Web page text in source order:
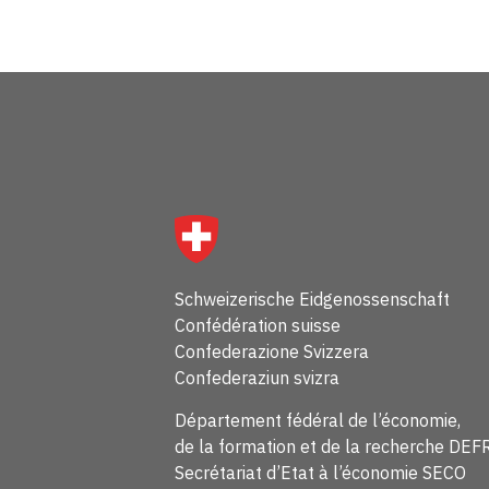
Schweizerische Eidgenossenschaft
Confédération suisse
Confederazione Svizzera
Confederaziun svizra
Département fédéral de l’économie,
de la formation et de la recherche
Secrétariat d’Etat à l’économie SECO